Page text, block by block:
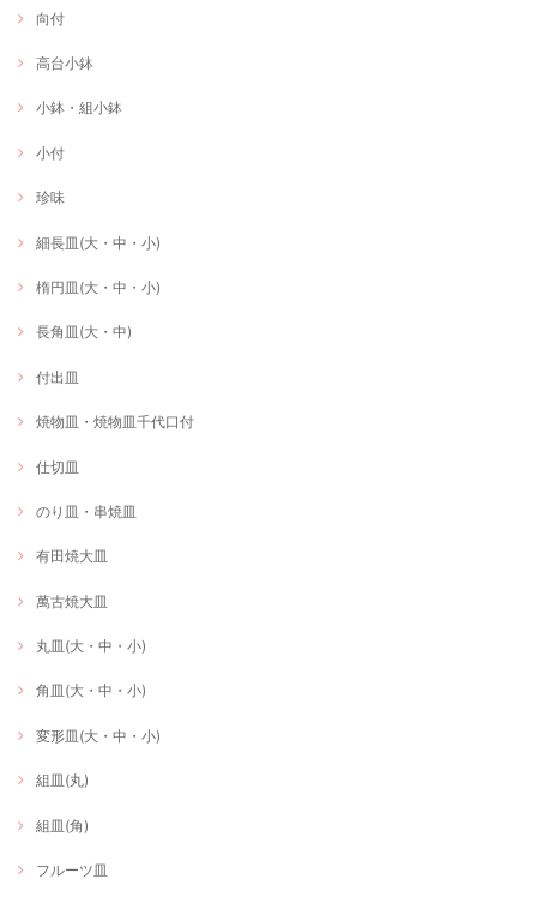
向付
高台小鉢
小鉢・組小鉢
小付
珍味
細長皿(大・中・小)
楕円皿(大・中・小)
長角皿(大・中)
付出皿
焼物皿・焼物皿千代口付
仕切皿
のり皿・串焼皿
有田焼大皿
萬古焼大皿
丸皿(大・中・小)
角皿(大・中・小)
変形皿(大・中・小)
組皿(丸)
組皿(角)
フルーツ皿